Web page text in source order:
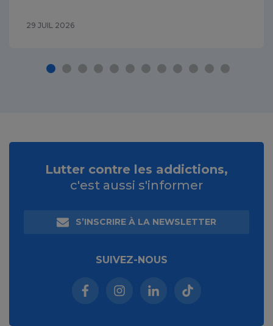
29 JUIL 2026
Lutter contre les addictions,
c'est aussi s'informer
S’INSCRIRE À LA NEWSLETTER
SUIVEZ-NOUS
Facebook (nouvelle fenêtre)
Instagram (nouvelle fenêtre)
Linkedin (nouvelle
Tiktok (nouvelle